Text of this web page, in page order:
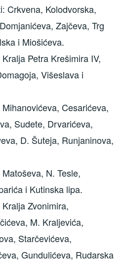
Crkvena, Kolodvorska,
Zajčeva, Trg
i Miošićeva.
Petra Krešimira IV,
Višeslava i
Cesarićeva,
Sudete, Drvarićeva,
D. Šuteja, Runjaninova,
N. Tesle,
i Kutinska lipa.
Zvonimira,
M. Kraljevića,
Starčevićeva,
Gundulićeva, Rudarska